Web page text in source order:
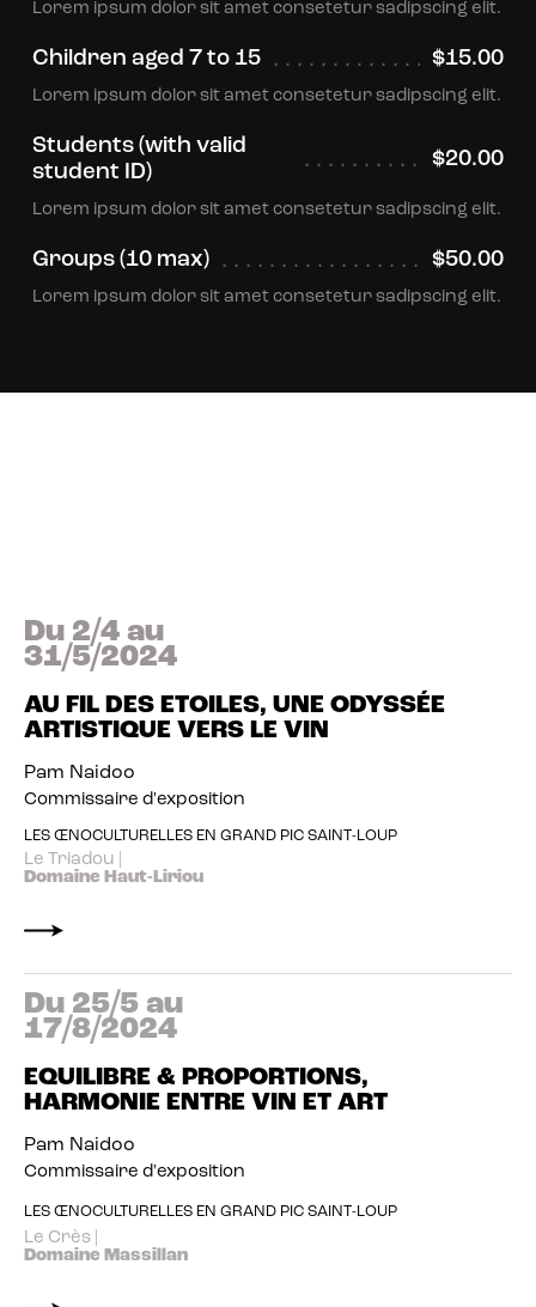
Lorem ipsum dolor sit amet consetetur sadipscing elit.
Children aged 7 to 15 $15.00
Lorem ipsum dolor sit amet consetetur sadipscing elit.
Students (with valid
student ID)
$20.00
Lorem ipsum dolor sit amet consetetur sadipscing elit.
Groups (10 max) $50.00
Lorem ipsum dolor sit amet consetetur sadipscing elit.
Du 2/4 au
31/5/2024
AU FIL DES ETOILES, UNE ODYSSÉE
ARTISTIQUE VERS LE VIN
Pam Naidoo
Commissaire d'exposition
LES ŒNOCULTURELLES EN GRAND PIC SAINT-LOUP
Le Triadou |
Domaine Haut-Liriou
Du 25/5 au
17/8/2024
EQUILIBRE & PROPORTIONS,
HARMONIE ENTRE VIN ET ART
Pam Naidoo
Commissaire d'exposition
LES ŒNOCULTURELLES EN GRAND PIC SAINT-LOUP
Le Crès |
Domaine Massillan